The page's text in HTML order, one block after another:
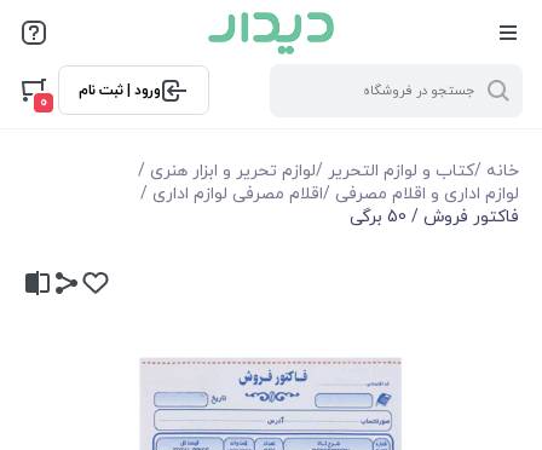
ورود | ثبت نام
0
خانه /کتاب و لوازم التحریر /لوازم تحریر و ابزار هنری /
لوازم اداری و اقلام مصرفی /اقلام مصرفی لوازم اداری /
فاکتور فروش / 50 برگی